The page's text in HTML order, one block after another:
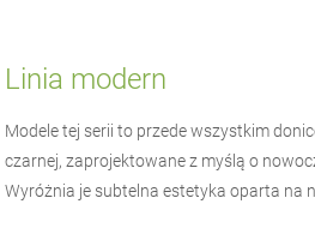
Linia modern
Modele tej serii to przede wszystkim
czarnej, zaprojektowane z myślą o
Wyróżnia je subtelna estetyka oparta na